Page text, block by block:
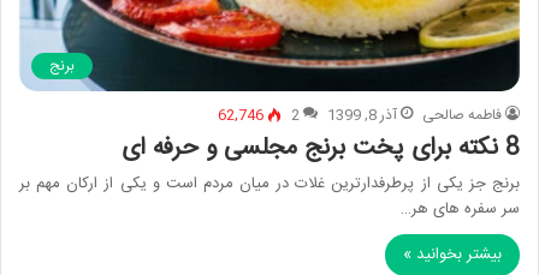
برنج
فاطمه صالحی آذر 8, 1399 2
62,746
8 نکته برای پخت برنج مجلسی و حرفه ای
برنج جز یکی از پرطرفدارترین غلات در میان مردم است و یکی از ارکان مهم بر
سر سفره های هر…
بیشتر بخوانید »